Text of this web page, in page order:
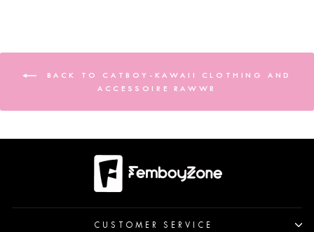
BACK TO CATBOY-KAWAII CLOTHING AND
ACCESSOIRE RAWWR
CUSTOMER SERVICE